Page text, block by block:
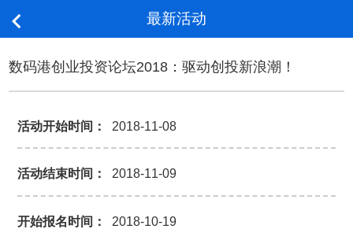
 最新活动
数码港创业投资论坛2018：驱动创投新浪潮！
活动开始时间： 2018-11-08
活动结束时间： 2018-11-09
开始报名时间： 2018-10-19